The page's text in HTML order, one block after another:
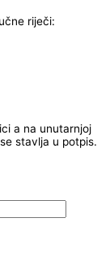
riječi:
a na unutarnjoj
stavlja u potpis.